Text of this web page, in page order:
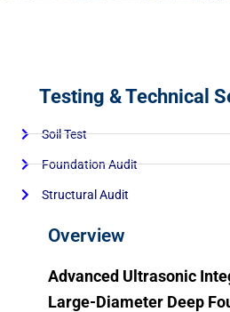
Testing & Technical
Soil Test
Foundation Audit
Structural Audit
Overview
Advanced Ultrasonic
Large-Diameter Deep